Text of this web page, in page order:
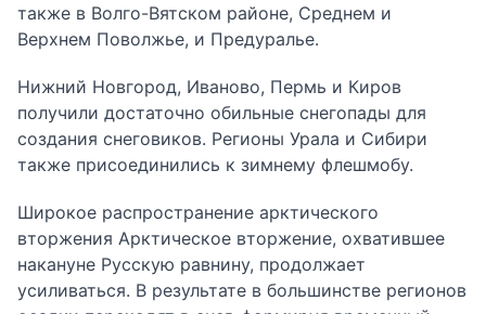
также в Волго-Вятском районе, Среднем и
Верхнем Поволжье, и Предуралье.
Нижний Новгород, Иваново, Пермь и Киров
получили достаточно обильные снегопады для
создания снеговиков. Регионы Урала и Сибири
также присоединились к зимнему флешмобу.
Широкое распространение арктического
вторжения Арктическое вторжение, охватившее
накануне Русскую равнину, продолжает
усиливаться. В результате в большинстве регионов